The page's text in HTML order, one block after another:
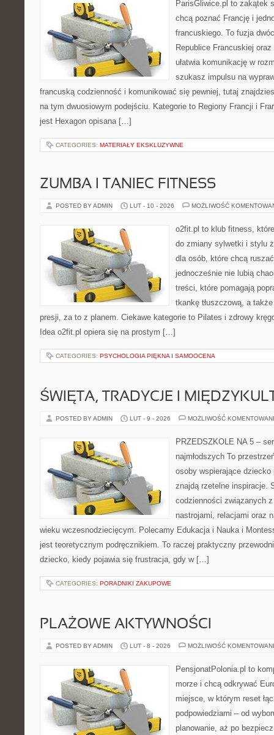
ParisGliwice.pl to zakątek
chcą poznać Francję i
francuskiego. To fuzja
Republice Francuskiej
ułatwia komunikację w
szukasz impulsu na
francuską codzienność i komunikować się pewniej, tutaj
na tym dwuosiowym podejściu. Kategorie to Regiony Francji i
jest Hexagon opisana […]
CATEGORIES: MATERIAŁY EKSKLUZYWNE
ZUMBA I TANIEC FITNESS
POSTED BY ADMIN LUT - 10 - 2026 MOŻLIWOŚĆ
o2fit.pl to klub fitness,
do zmiany sylwetki i stylu
dla osób, które chcą
jednocześnie nie lubią
treści, które pomagają
tkankę tłuszczową, a
presji, za to z planem. Ciekawe kategorie to Pilates i zdrowy
Idea o2fit.pl opiera się na prostym […]
CATEGORIES: PSYCHOLOGIA PIĘKNA I SAMOOCENA
ŚWIĘTA, TRADYCJE I
POSTED BY ADMIN LUT - 9 - 2026 MOŻLIWOŚĆ
PRZEDSZKOLE NA 5 –
najmłodszych To
osoby wspierające
znajdą rzetelne inspiracje.
codzienności związanych
nastrojami, relacjami oraz
wieku wczesnodziecięcym. Polecamy Edukacja i Nauka i
jest teoretycznym podręcznikiem. To raczej praktyczny
dziecko, kiedy pojawia się frustracja, gdy w […]
CATEGORIES: PORADNIKI ZAKUPOWE
PLAŻOWE AKTYWNOŚCI
POSTED BY ADMIN LUT - 8 - 2026 MOŻLIWOŚĆ
PensjonatPolonia.pl to
morze i chcą odkrywać
miejsce, w którym reset
podpowiedziami – od
planowanie, aż po